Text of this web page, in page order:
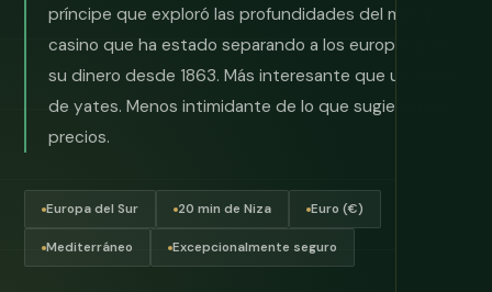
príncipe que exploró las profundidades del mar, y un
casino que ha estado separando a los europeos de
su dinero desde 1863. Más interesante que un salón
de yates. Menos intimidante de lo que sugieren los
precios.
Europa del Sur 20 min de Niza Euro (€)
Mediterráneo Excepcionalmente seguro